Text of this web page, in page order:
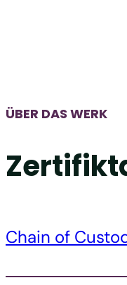
ÜBER DAS WERK
Chain of